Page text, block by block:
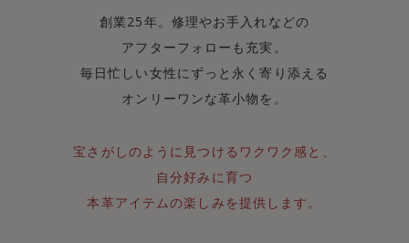
創業25年。修理やお手入れなどの
アフターフォローも充実。
毎日忙しい女性にずっと永く寄り添える
オンリーワンな革小物を。
宝さがしのように見つけるワクワク感と、
自分好みに育つ
本革アイテムの楽しみを提供します。